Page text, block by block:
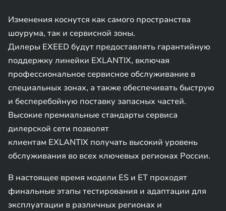
Изменения коснутся как самого пространства
шоурума, так и сервисной зоны.
Дилеры EXEED будут предоставлять гарантийную
поддержку линейки EXLANTIX, включая
профессиональное сервисное обслуживание в
специальных зонах, а также обеспечивать быструю
и бесперебойную поставку запасных частей.
Высокие премиальные стандарты сервиса
дилерской сети позволят
клиентам EXLANTIX получать высокий уровень
обслуживания во всех ключевых регионах России.
В настоящее время модели ES и ET проходят
финальные этапы тестирования и адаптации для
эксплуатации в различных регионах и